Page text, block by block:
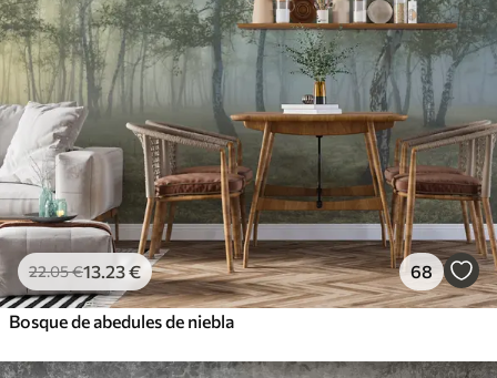
22.05€13 .23€ 68
Bosque de abedules de niebla